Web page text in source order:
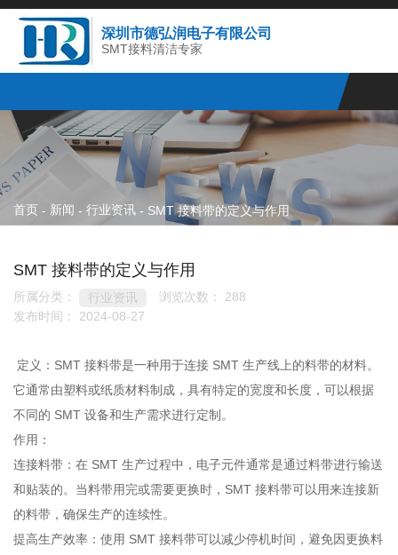
深圳市德弘润电子有限公司
SMT接料清洁专家
首页 - 新闻 - 行业资讯 - SMT 接料带的定义与作用
SMT 接料带的定义与作用
所属分类： 行业资讯 浏览次数： 288
发布时间： 2024-08-27
定义：SMT 接料带是一种用于连接 SMT 生产线上的料带的材料。
它通常由塑料或纸质材料制成，具有特定的宽度和长度，可以根据
不同的 SMT 设备和生产需求进行定制。
作用：
连接料带：在 SMT 生产过程中，电子元件通常是通过料带进行输送
和贴装的。当料带用完或需要更换时，SMT 接料带可以用来连接新
的料带，确保生产的连续性。
提高生产效率：使用 SMT 接料带可以减少停机时间，避免因更换料